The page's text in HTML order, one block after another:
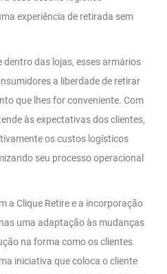
experiência de retirada sem
das lojas, esses armários
a liberdade de retirar
que lhes for conveniente. Com
às expectativas dos clientes,
os custos logísticos
seu processo operacional
a Clique Retire e a incorporação
uma adaptação às mudanças
na forma como os clientes
iniciativa que coloca o cliente